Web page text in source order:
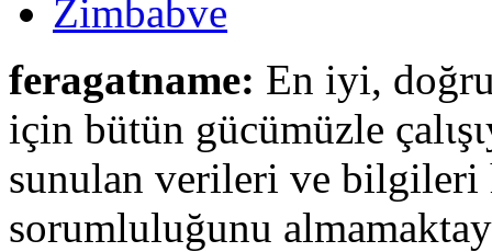
Zimbabve
feragatname: En iyi,
için bütün gücümüzle
sunulan verileri ve bilgileri
sorumluluğunu